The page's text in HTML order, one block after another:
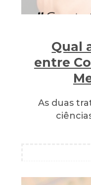
Qual
entre
As duas